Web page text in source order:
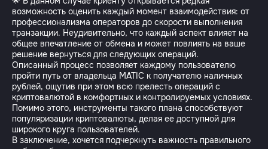
возможность оценить каждый момент взаимодействия: от
профессионализма операторов до скорости выполнения
транзакции. Неудивительно, что каждый аспект влияет на
общее впечатление от обмена и может повлиять на ваше
решение вернуться для следующих операций.
Описанный процесс позволяет каждому пользователю
пройти путь от владельца MATIC к получателю наличных
рублей, ощутив при этом всю прелесть операций с
криптовалютой в комфортных и контролируемых условиях.
Помимо этого, инструменты такого плана способствуют
популяризации криптовалюты, делая ее доступной для
широкого круга пользователей.
В заключение, хочется подчеркнуть важность правильного